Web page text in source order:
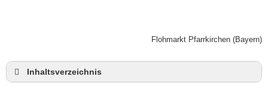
Flohmarkt Pfarrkirchen (Bayern)
Inhaltsverzeichnis